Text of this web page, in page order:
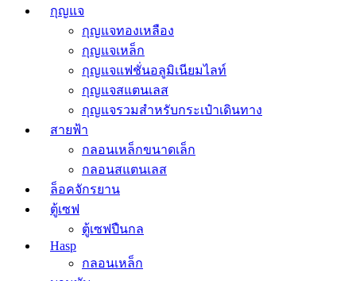
กุญแจ
กุญแจทองเหลือง
กุญแจเหล็ก
กุญแจแฟชั่นอลูมิเนียมไลท์
กุญแจสแตนเลส
กุญแจรวมสำหรับกระเป๋าเดินทาง
สายฟ้า
กลอนเหล็กขนาดเล็ก
กลอนสแตนเลส
ล็อคจักรยาน
ตู้เซฟ
ตู้เซฟปืนกล
Hasp
กลอนเหล็ก